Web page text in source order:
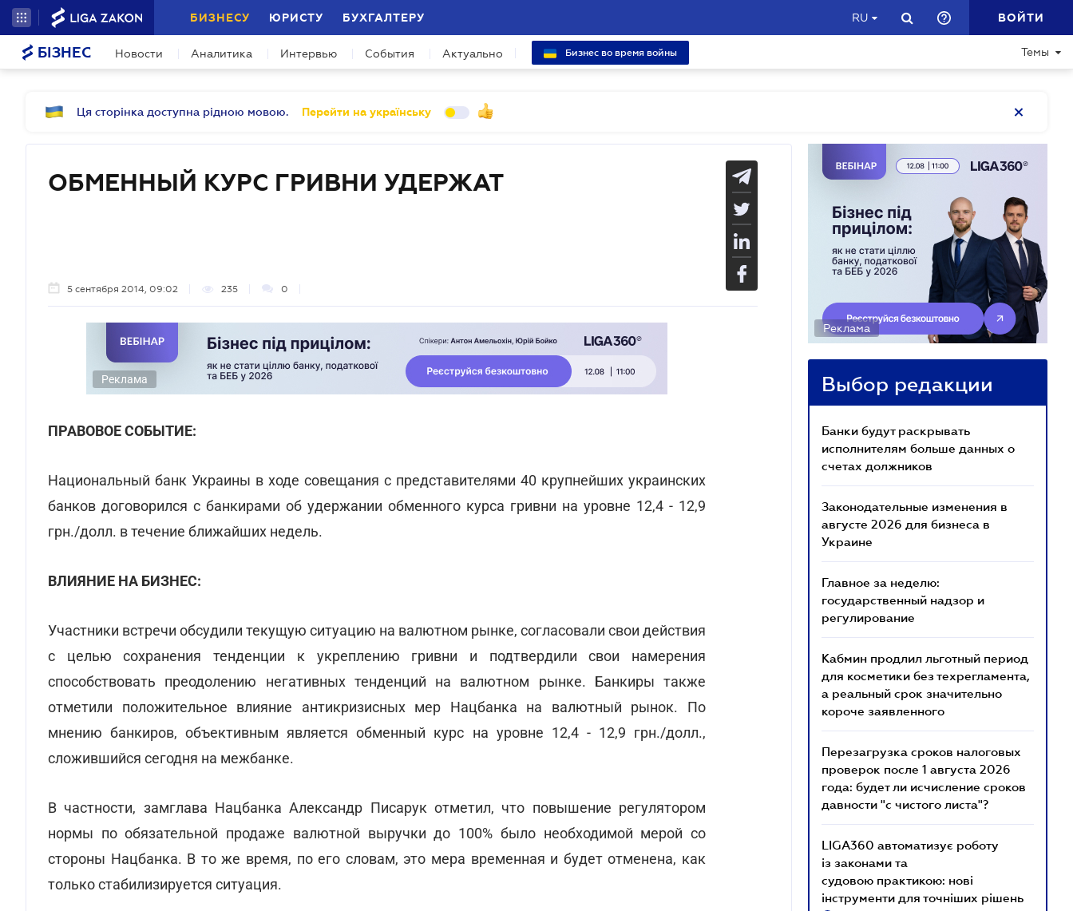
БИЗНЕСУ ЮРИСТУ БУХГАЛТЕРУ RU ВОЙТИ
БІЗНЕС Новости Аналитика Интервью События Актуально Бизнес во время войны Темы
Ця сторінка доступна рідною мовою. Перейти на українську
ОБМЕННЫЙ КУРС ГРИВНИ УДЕРЖАТ
5 сентября 2014, 09:02 235 0
Реклама
ПРАВОВОЕ СОБЫТИЕ:
Национальный банк Украины в ходе совещания с представителями 40 крупнейших украинских
банков договорился с банкирами об удержании обменного курса гривни на уровне 12,4 - 12,9
грн./долл. в течение ближайших недель.
ВЛИЯНИЕ НА БИЗНЕС:
Участники встречи обсудили текущую ситуацию на валютном рынке, согласовали свои действия
с целью сохранения тенденции к укреплению гривни и подтвердили свои намерения
способствовать преодолению негативных тенденций на валютном рынке. Банкиры также
отметили положительное влияние антикризисных мер Нацбанка на валютный рынок. По
мнению банкиров, объективным является обменный курс на уровне 12,4 - 12,9 грн./долл.,
сложившийся сегодня на межбанке.
В частности, замглава Нацбанка Александр Писарук отметил, что повышение регулятором
нормы по обязательной продаже валютной выручки до 100% было необходимой мерой со
стороны Нацбанка. В то же время, по его словам, это мера временная и будет отменена, как
только стабилизируется ситуация.
Реклама
Выбор редакции
Банки будут раскрывать
исполнителям больше данных о
счетах должников
Законодательные изменения в
августе 2026 для бизнеса в
Украине
Главное за неделю:
государственный надзор и
регулирование
Кабмин продлил льготный период
для косметики без техрегламента,
а реальный срок значительно
короче заявленного
Перезагрузка сроков налоговых
проверок после 1 августа 2026
года: будет ли исчисление сроков
давности "с чистого листа"?
LIGA360 автоматизує роботу
із законами та
судовою практикою: нові
інструменти для точніших рішень